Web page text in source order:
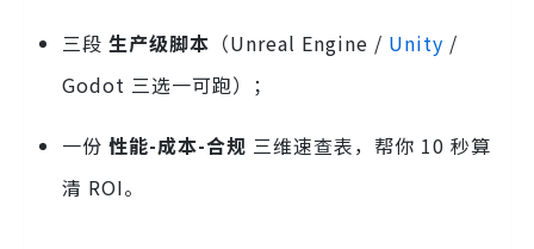
三段 生产级脚本 （Unreal Engine / Unity /
Godot 三选一可跑）；
一份 性能-成本-合规 三维速查表，帮你 10 秒算
清 ROI。